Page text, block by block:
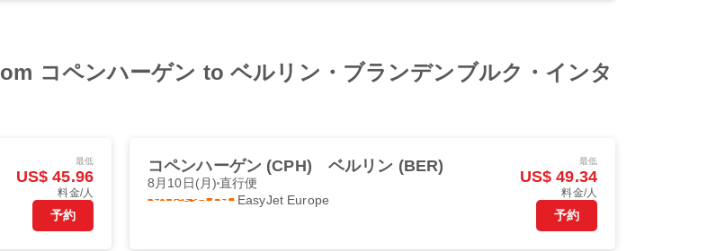
コペンハーゲン to ベルリン・ブランデンブルク・インタ
最低
US$ 45.96
料金/人
予約
コペンハーゲン (CPH) ベルリン (BER)
8月10日(月)直行便
EasyJet Europe
最低
US$ 49.34
料金/人
予約